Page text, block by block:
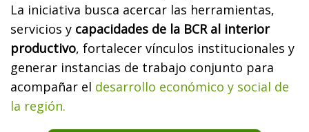
La iniciativa busca acercar las herramientas,
servicios y capacidades de la BCR al interior
productivo, fortalecer vínculos institucionales y
generar instancias de trabajo conjunto para
acompañar el desarrollo económico y social de
la región.